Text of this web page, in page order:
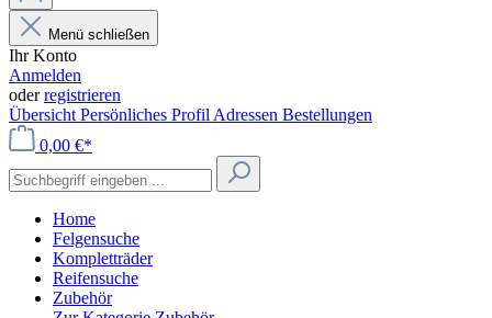
Menü schließen
Ihr Konto
Anmelden
oderregistrieren
Übersicht Persönliches Profil Adressen Bestellungen
0,00 €*
Home
Felgensuche
Kompletträder
Reifensuche
Zubehör